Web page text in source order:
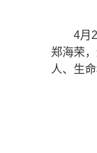
4月
郑海荣
人、生